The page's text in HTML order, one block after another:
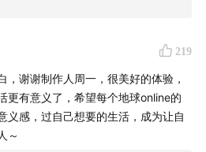
找到了自己的「命运杀猪盘」
219
，谢谢制作人周一，很美好的体验，
更有意义了，希望每个地球online的
义感，过自己想要的生活，成为让自
～